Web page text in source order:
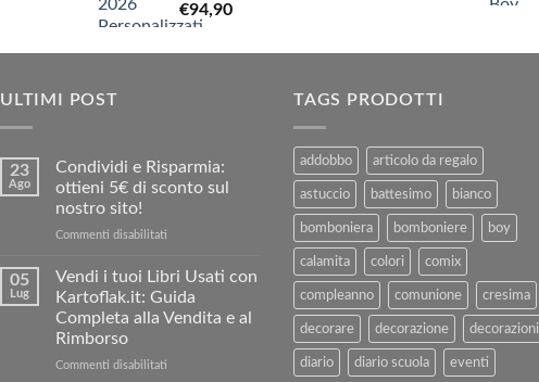
€94,90
ULTIMI POST
23
Ago
Condividi e Risparmia:
ottieni 5€ di sconto sul
nostro sito!
Commenti disabilitati
Risparmia:
5€
05
Lug
Vendi i tuoi Libri Usati con
Kartoflak.it: Guida
Completa alla Vendita e al
Rimborso
Commenti disabilitati
TAGS PRODOTTI
addobbo articolo da regalo
astuccio battesimo bianco
bomboniera bomboniere boy
calamita colori comix
compleanno comunione cresima
decorare decorazione decorazioni
diario diario scuola eventi